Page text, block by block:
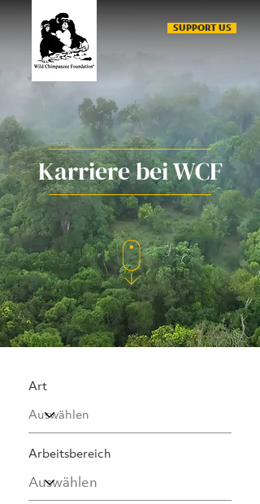
SUPPORT US
Karriere bei WCF
Art
Arbeitsbereich